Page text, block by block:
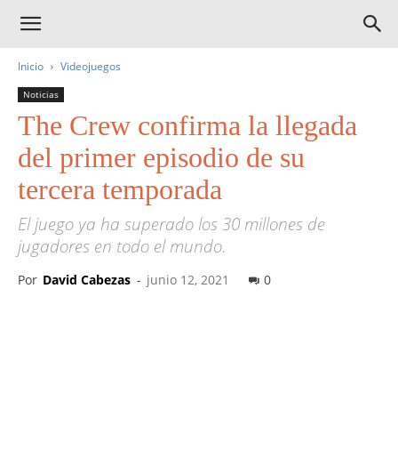
Inicio Videojuegos
Noticias
The Crew confirma la llegada
del primer episodio de su
tercera temporada
El juego ya ha superado los 30 millones de
jugadores en todo el mundo.
Por David Cabezas - junio 12, 2021 0